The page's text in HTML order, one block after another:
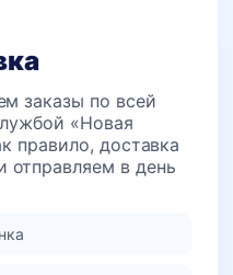
заказы по всей
«Новая
правило, доставка
отправляем в день